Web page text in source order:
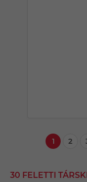
1 2
30 FELETTI